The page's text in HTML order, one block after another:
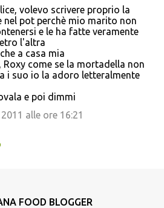
volevo scrivere proprio la
nel pot perchè mio marito non
e le ha fatte veramente
l'altra
a casa mia
Roxy come se la mortadella non
i suo io la adoro letteralmente
e poi dimmi
alle ore 16:21
FOOD BLOGGER